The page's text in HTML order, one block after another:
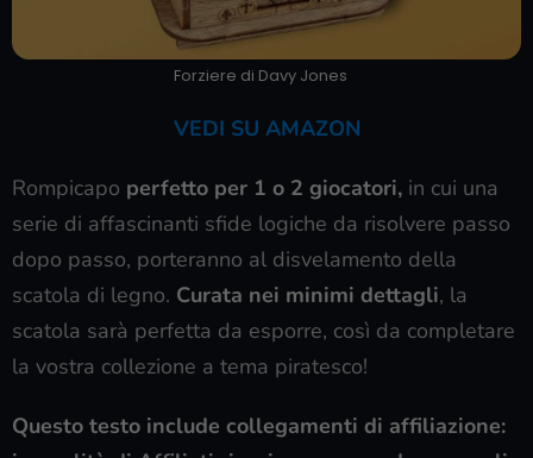
Forziere di Davy Jones
VEDI SU AMAZON
Rompicapo perfetto per 1 o 2 giocatori, in cui una
serie di affascinanti sfide logiche da risolvere passo
dopo passo, porteranno al disvelamento della
scatola di legno. Curata nei minimi dettagli, la
scatola sarà perfetta da esporre, così da completare
la vostra collezione a tema piratesco!
Questo testo include collegamenti di affiliazione: